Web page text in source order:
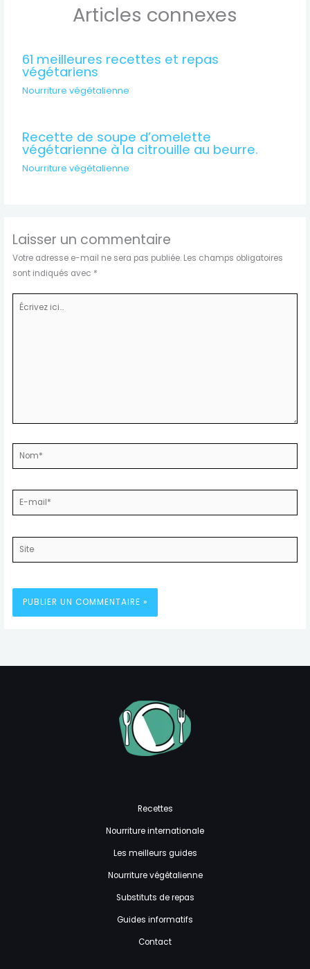
Articles connexes
61 meilleures recettes et repas
végétariens
Nourriture végétalienne
Recette de soupe d’omelette
végétarienne à la citrouille au beurre.
Nourriture végétalienne
Laisser un commentaire
Votre adresse e-mail ne sera pas publiée. Les champs obligatoires
sont indiqués avec *
Écrivez
Nom*
E-
mail*
Site
Recettes
Nourriture internationale
Les meilleurs guides
Nourriture végétalienne
Substituts de repas
Guides informatifs
Contact